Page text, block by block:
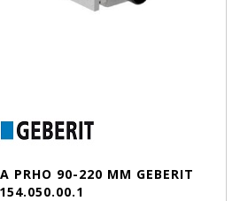
PRHO 90-220 MM GEBERIT
154.050.00.1